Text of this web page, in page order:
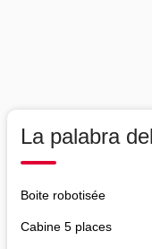
La palabra
Boite robotisée
Cabine 5 places